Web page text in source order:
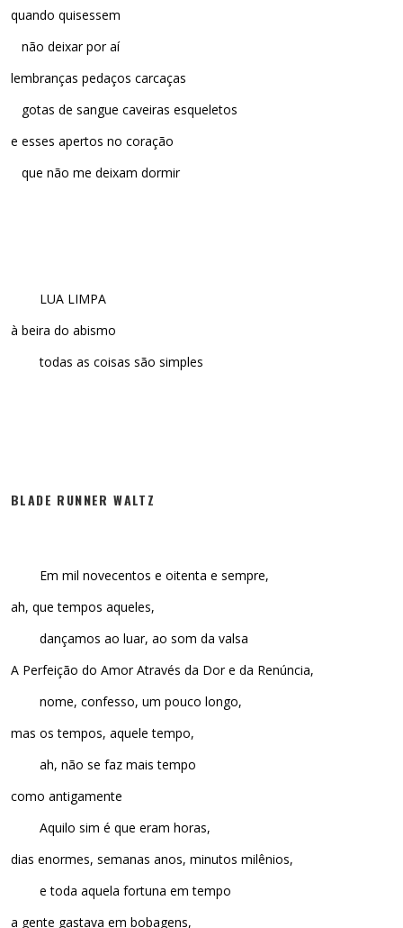
quando quisessem
não deixar por aí
lembranças pedaços carcaças
gotas de sangue caveiras esqueletos
e esses apertos no coração
que não me deixam dormir
LUA LIMPA
à beira do abismo
todas as coisas são simples
BLADE RUNNER WALTZ
Em mil novecentos e oitenta e sempre,
ah, que tempos aqueles,
dançamos ao luar, ao som da valsa
A Perfeição do Amor Através da Dor e da Renúncia,
nome, confesso, um pouco longo,
mas os tempos, aquele tempo,
ah, não se faz mais tempo
como antigamente
Aquilo sim é que eram horas,
dias enormes, semanas anos, minutos milênios,
e toda aquela fortuna em tempo
a gente gastava em bobagens,